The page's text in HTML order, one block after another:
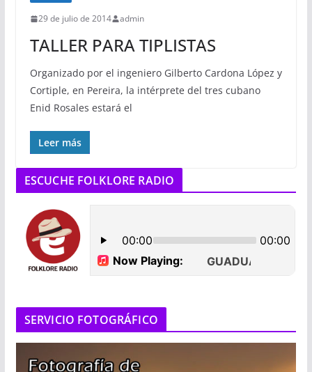
29 de julio de 2014 admin
TALLER PARA TIPLISTAS
Organizado por el ingeniero Gilberto Cardona López y
Cortiple, en Pereira, la intérprete del tres cubano
Enid Rosales estará el
Leer más
ESCUCHE FOLKLORE RADIO
SERVICIO FOTOGRÁFICO